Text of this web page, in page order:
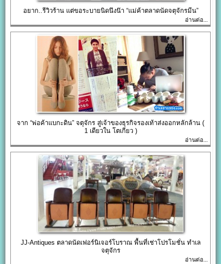
อยาก..รีวิวร้าน แต่ขอระบายนิดนึงน๊า “แม่ค้าตลาดนัดจตุจักรมีน”
อ่านต่อ...
จาก “พ่อค้าแบกะดิน” จตุจักร สู่เจ้าของธุรกิจรองเท้าส่งออกหลักล้าน (
1 เดียวใน โตเกียว )
อ่านต่อ...
JJ-Antiques ตลาดนัดเฟอร์นิเจอร์โบราณ พื้นที่เช่าโปรโมชั่น ทำเล
จตุจักร
อ่านต่อ...